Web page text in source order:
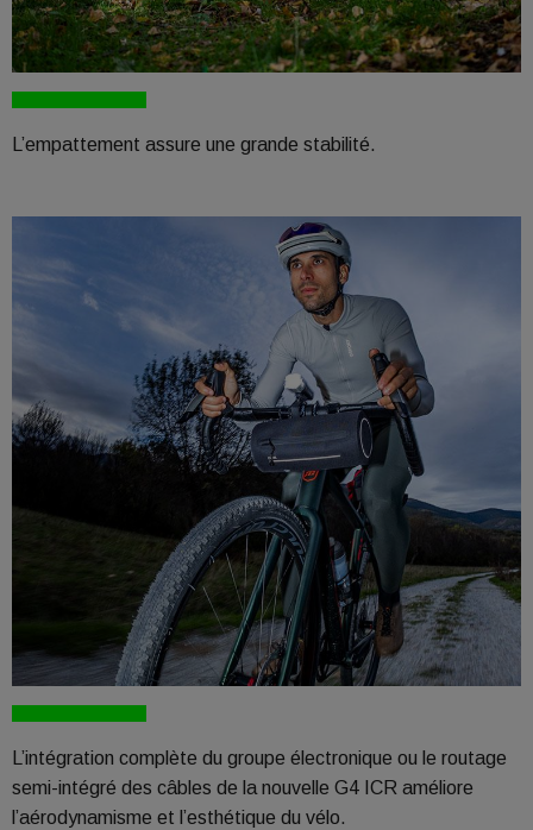
L’empattement assure une grande stabilité.
L’intégration complète du groupe électronique ou le routage
semi-intégré des câbles de la nouvelle G4 ICR améliore
l’aérodynamisme et l’esthétique du vélo.